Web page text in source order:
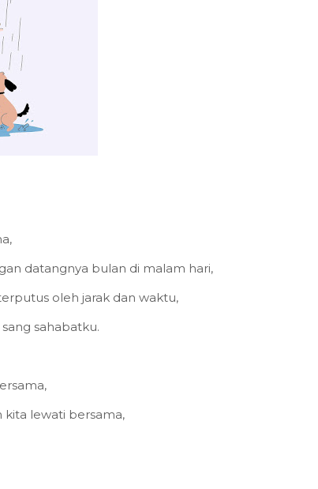
datangnya bulan di malam hari,
oleh jarak dan waktu,
sahabatku.
lewati bersama,